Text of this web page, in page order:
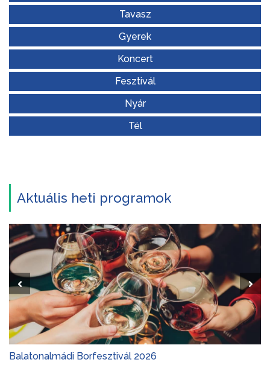
Tavasz
Gyerek
Koncert
Fesztivál
Nyár
Tél
Aktuális heti programok
Balatonalmádi Borfesztivál 2026